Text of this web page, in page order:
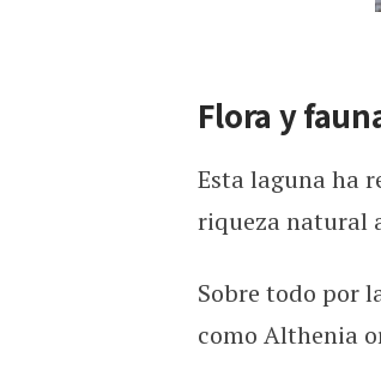
Flora y
Esta laguna ha
riqueza natural
Sobre todo por
como Althenia